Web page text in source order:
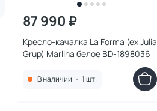
87 990 ₽
Кресло-качалка La Forma (ex Julia
Grup) Marlina белое BD-1898036
В наличии • 1 шт.